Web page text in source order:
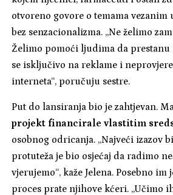
otvoreno govore o temama vezanim
bez senzacionalizma. „Ne želimo
Želimo pomoći ljudima da prestanu
se isključivo na reklame i
interneta“, poručuju sestre.
Put do lansiranja bio je zahtjevan.
projekt financirale vlastitim
osobnog odricanja. „Najveći izazov
protuteža je bio osjećaj da radimo
vjerujemo“, kaže Jelena. Posebno im
proces prate njihove kćeri. „Učimo